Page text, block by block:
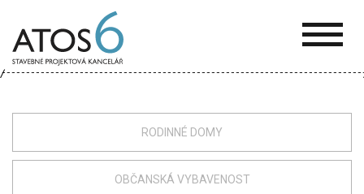
6
RODINNÉ DOMY
OBČANSKÁ VYBAVENOST